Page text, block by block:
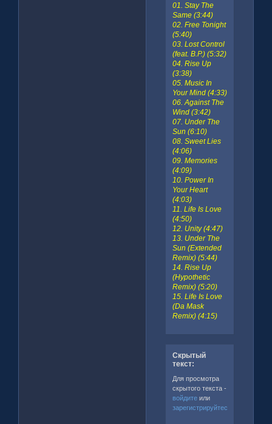
01. Stay The
Same (3:44)
02. Free Tonight
(5:40)
03. Lost Control
(feat. B.P.) (5:32)
04. Rise Up
(3:38)
05. Music In
Your Mind (4:33)
06. Against The
Wind (3:42)
07. Under The
Sun (6:10)
08. Sweet Lies
(4:06)
09. Memories
(4:09)
10. Power In
Your Heart
(4:03)
11. Life Is Love
(4:50)
12. Unity (4:47)
13. Under The
Sun (Extended
Remix) (5:44)
14. Rise Up
(Hypothetic
Remix) (5:20)
15. Life Is Love
(Da Mask
Remix) (4:15)
Скрытый
текст:
Для просмотра
скрытого текста -
войдитеили
зарегистрируйтесь